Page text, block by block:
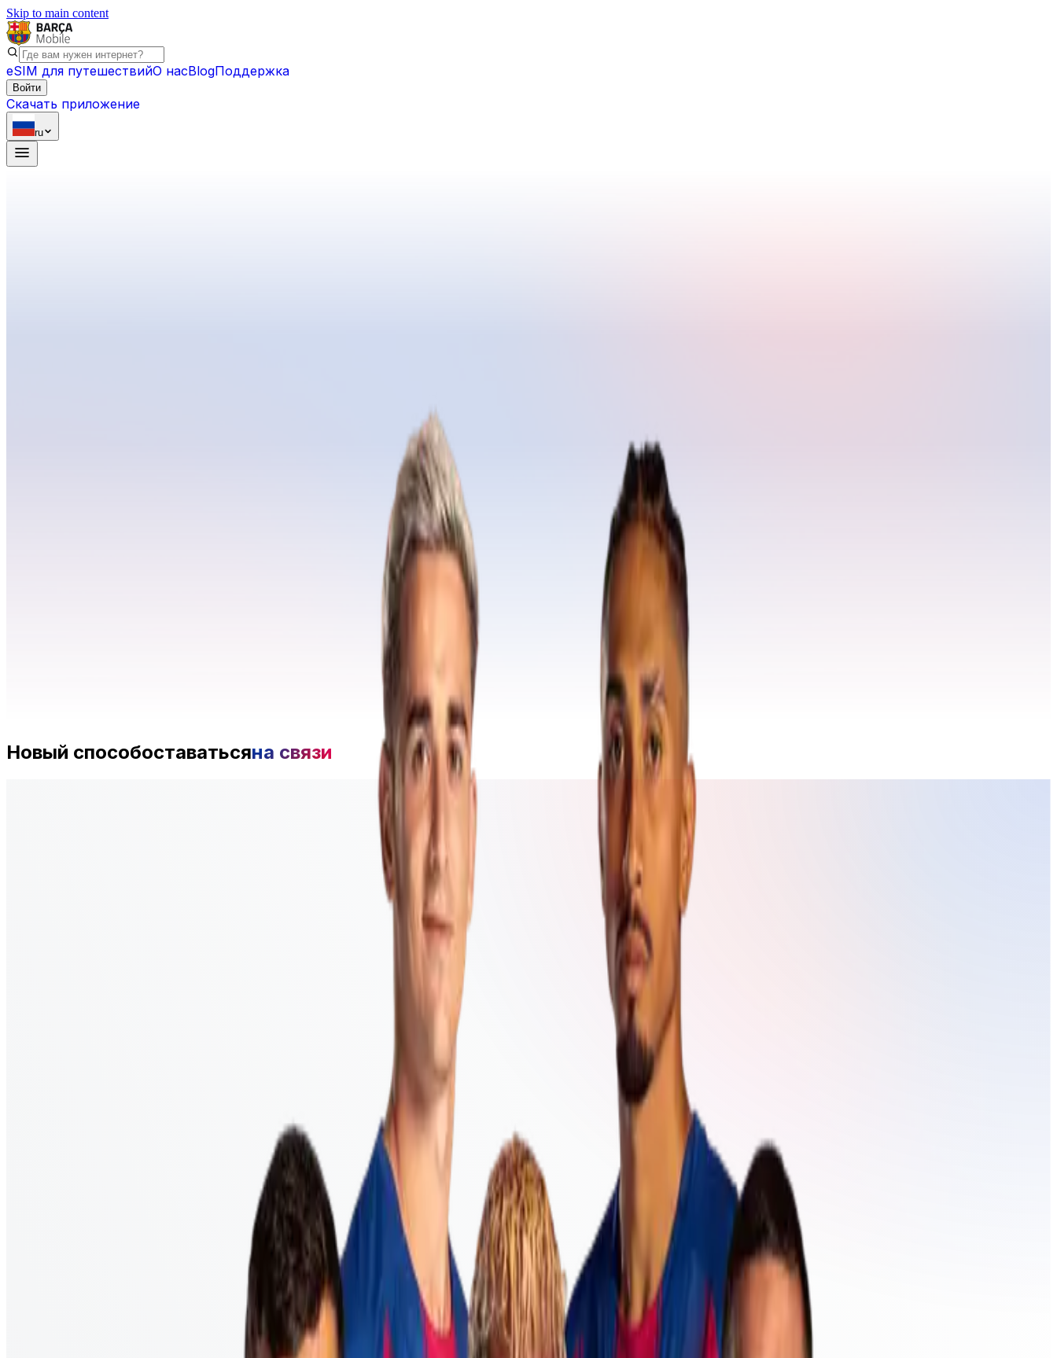
Skip to main content
eSIM для путешествийО насBlogПоддержка
Войти
Скачать приложение
ru
Новый способоставатьсяна связи